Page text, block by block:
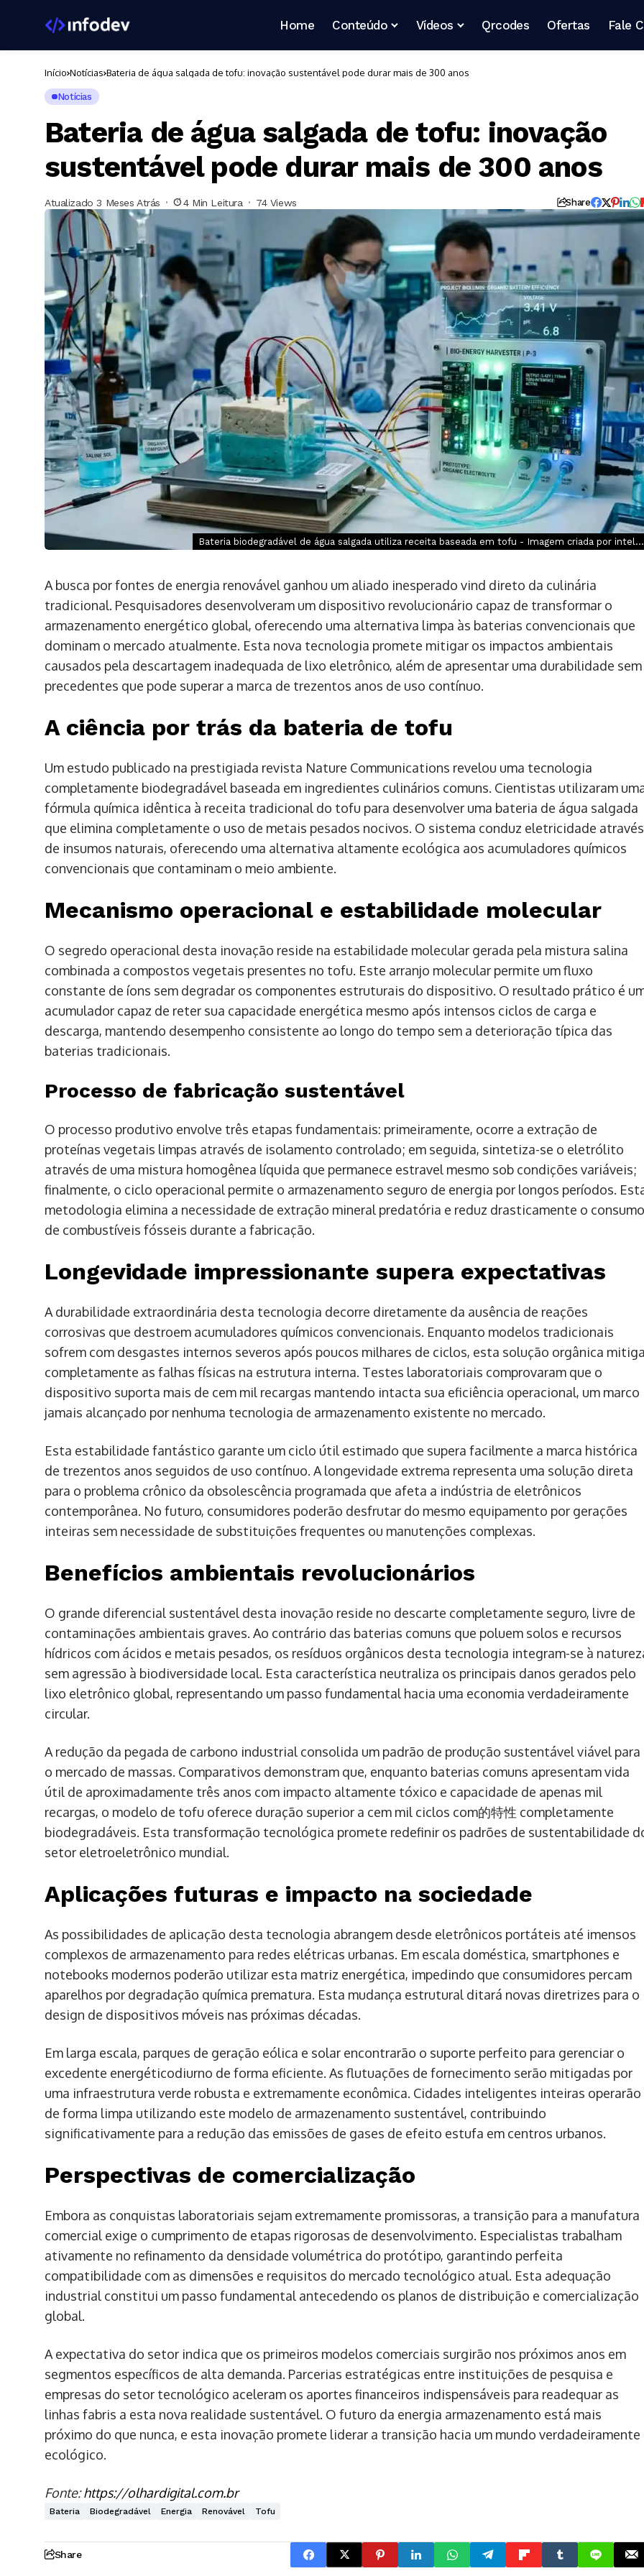
Home Conteúdo Vídeos Qrcodes Ofertas Fale
Início Notícias Bateria de água salgada de tofu: inovação sustentável pode durar mais de 300 anos
Notícias
Bateria de água salgada de tofu: inovação
sustentável pode durar mais de 300 anos
Atualizado 3 Meses Atrás 4 Min Leitura 74 Views Share
Bateria biodegradável de água salgada utiliza receita baseada em tofu - Imagem criada por intel...
A busca por fontes de energia renovável ganhou um aliado inesperado vind direto da culinária
tradicional. Pesquisadores desenvolveram um dispositivo revolucionário capaz de transformar o
armazenamento energético global, oferecendo uma alternativa limpa às baterias convencionais que
dominam o mercado atualmente. Esta nova tecnologia promete mitigar os impactos ambientais
causados pela descartagem inadequada de lixo eletrônico, além de apresentar uma durabilidade sem
precedentes que pode superar a marca de trezentos anos de uso contínuo.
A ciência por trás da bateria de tofu
Um estudo publicado na prestigiada revista Nature Communications revelou uma tecnologia
completamente biodegradável baseada em ingredientes culinários comuns. Cientistas utilizaram
fórmula química idêntica à receita tradicional do tofu para desenvolver uma bateria de água salgada
que elimina completamente o uso de metais pesados nocivos. O sistema conduz eletricidade através
de insumos naturais, oferecendo uma alternativa altamente ecológica aos acumuladores químicos
convencionais que contaminam o meio ambiente.
Mecanismo operacional e estabilidade molecular
O segredo operacional desta inovação reside na estabilidade molecular gerada pela mistura salina
combinada a compostos vegetais presentes no tofu. Este arranjo molecular permite um fluxo
constante de íons sem degradar os componentes estruturais do dispositivo. O resultado prático é
acumulador capaz de reter sua capacidade energética mesmo após intensos ciclos de carga e
descarga, mantendo desempenho consistente ao longo do tempo sem a deterioração típica das
baterias tradicionais.
Processo de fabricação sustentável
O processo produtivo envolve três etapas fundamentais: primeiramente, ocorre a extração de
proteínas vegetais limpas através de isolamento controlado; em seguida, sintetiza-se o eletrólito
através de uma mistura homogênea líquida que permanece estravel mesmo sob condições variáveis;
finalmente, o ciclo operacional permite o armazenamento seguro de energia por longos períodos.
metodologia elimina a necessidade de extração mineral predatória e reduz drasticamente o consumo
de combustíveis fósseis durante a fabricação.
Longevidade impressionante supera expectativas
A durabilidade extraordinária desta tecnologia decorre diretamente da ausência de reações
corrosivas que destroem acumuladores químicos convencionais. Enquanto modelos tradicionais
sofrem com desgastes internos severos após poucos milhares de ciclos, esta solução orgânica
completamente as falhas físicas na estrutura interna. Testes laboratoriais comprovaram que o
dispositivo suporta mais de cem mil recargas mantendo intacta sua eficiência operacional, um marco
jamais alcançado por nenhuma tecnologia de armazenamento existente no mercado.
Esta estabilidade fantástico garante um ciclo útil estimado que supera facilmente a marca histórica
de trezentos anos seguidos de uso contínuo. A longevidade extrema representa uma solução direta
para o problema crônico da obsolescência programada que afeta a indústria de eletrônicos
contemporânea. No futuro, consumidores poderão desfrutar do mesmo equipamento por gerações
inteiras sem necessidade de substituições frequentes ou manutenções complexas.
Benefícios ambientais revolucionários
O grande diferencial sustentável desta inovação reside no descarte completamente seguro, livre de
contaminações ambientais graves. Ao contrário das baterias comuns que poluem solos e recursos
hídricos com ácidos e metais pesados, os resíduos orgânicos desta tecnologia integram-se à
sem agressão à biodiversidade local. Esta característica neutraliza os principais danos gerados pelo
lixo eletrônico global, representando um passo fundamental hacia uma economia verdadeiramente
circular.
A redução da pegada de carbono industrial consolida um padrão de produção sustentável viável para
o mercado de massas. Comparativos demonstram que, enquanto baterias comuns apresentam vida
útil de aproximadamente três anos com impacto altamente tóxico e capacidade de apenas mil
recargas, o modelo de tofu oferece duração superior a cem mil ciclos com的特性 completamente
biodegradáveis. Esta transformação tecnológica promete redefinir os padrões de sustentabilidade
setor eletroeletrônico mundial.
Aplicações futuras e impacto na sociedade
As possibilidades de aplicação desta tecnologia abrangem desde eletrônicos portáteis até imensos
complexos de armazenamento para redes elétricas urbanas. Em escala doméstica, smartphones e
notebooks modernos poderão utilizar esta matriz energética, impedindo que consumidores percam
aparelhos por degradação química prematura. Esta mudança estrutural ditará novas diretrizes para o
design de dispositivos móveis nas próximas décadas.
Em larga escala, parques de geração eólica e solar encontrarão o suporte perfeito para gerenciar o
excedente energéticodiurno de forma eficiente. As flutuações de fornecimento serão mitigadas por
uma infraestrutura verde robusta e extremamente econômica. Cidades inteligentes inteiras operarão
de forma limpa utilizando este modelo de armazenamento sustentável, contribuindo
significativamente para a redução das emissões de gases de efeito estufa em centros urbanos.
Perspectivas de comercialização
Embora as conquistas laboratoriais sejam extremamente promissoras, a transição para a manufatura
comercial exige o cumprimento de etapas rigorosas de desenvolvimento. Especialistas trabalham
ativamente no refinamento da densidade volumétrica do protótipo, garantindo perfeita
compatibilidade com as dimensões e requisitos do mercado tecnológico atual. Esta adequação
industrial constitui um passo fundamental antecedendo os planos de distribuição e comercialização
global.
A expectativa do setor indica que os primeiros modelos comerciais surgirão nos próximos anos em
segmentos específicos de alta demanda. Parcerias estratégicas entre instituições de pesquisa e
empresas do setor tecnológico aceleram os aportes financeiros indispensáveis para readequar as
linhas fabris a esta nova realidade sustentável. O futuro da energia armazenamento está mais
próximo do que nunca, e esta inovação promete liderar a transição hacia um mundo verdadeiramente
ecológico.
Fonte:https://olhardigital.com.br
Bateria Biodegradável Energia Renovável Tofu
Share